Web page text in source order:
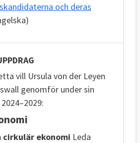
och deras
vill Ursula von der Leyen
genomför under sin
cirkulär ekonomi Leda